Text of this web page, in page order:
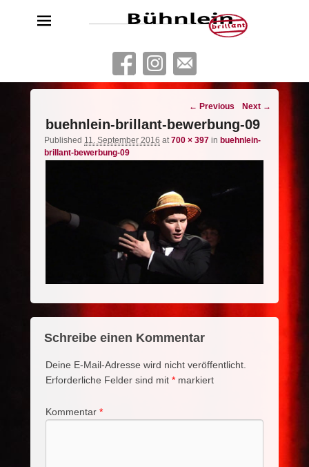
Bühnlein brillant
Freies Schauspielensemble aus Köln
Image
navigation
← Previous Next →
buehnlein-brillant-bewerbung-09
Published 11. September 2016 at700 × 397 in buehnlein-
brillant-bewerbung-09
Schreibe einen Kommentar
Deine E-Mail-Adresse wird nicht veröffentlicht.
Erforderliche Felder sind mit * markiert
Kommentar *